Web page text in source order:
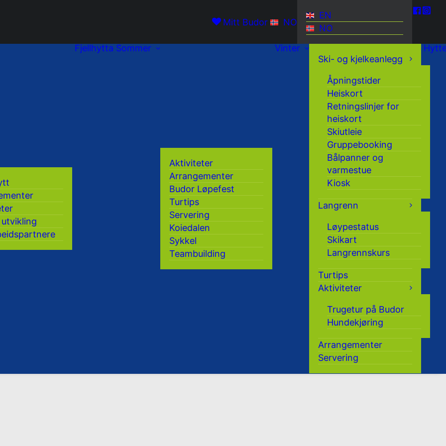
Mitt Budor NO
EN
NO
Fjellhytta Sommer
Aktiviteter
Arrangementer
Budor Løpefest
Turtips
Servering
Koiedalen
Sykkel
Teambuilding
Vinter
Ski- og kjelkeanlegg
Åpningstider
Heiskort
Retningslinjer for
heiskort
Skiutleie
Gruppebooking
Bålpanner og
varmestue
Kiosk
Langrenn
Løypestatus
Skikart
Langrennskurs
Turtips
Aktiviteter
Trugetur på Budor
Hundekjøring
Arrangementer
Servering